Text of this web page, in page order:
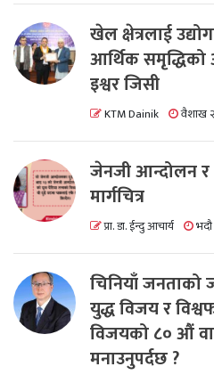
खेल क्षेत्रलाई
आर्थिक समृद्धिको
इश्वर जिसी
KTM Dainik वैशाख
जेनजी आन्दोलन
मार्गचित्र
प्रा. डा. ईन्दु आचार्य
चिनियाँ जनताको
युद्ध विजय र
विजयको ८० औं
मनाउनुपर्दछ ?